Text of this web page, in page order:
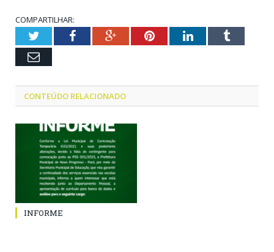
COMPARTILHAR:
TwitterFacebookGoogle+PinterestLinkedInTumblr
Email
CONTEÚDO RELACIONADO
INFORME